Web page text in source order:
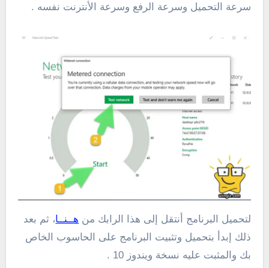
سرعة التحميل وسرعة الرفع وسرعة الأنترنت نفسه .
لتحميل البرنامج أنتقل إلى هذا الرابك من هــنــا، ثم بعد
ذلك إبدأ بتحميل وتثبيت البرنامج على الحاسوب الخاص
بك والمثبت عليه نسخة ويندوز 10 .